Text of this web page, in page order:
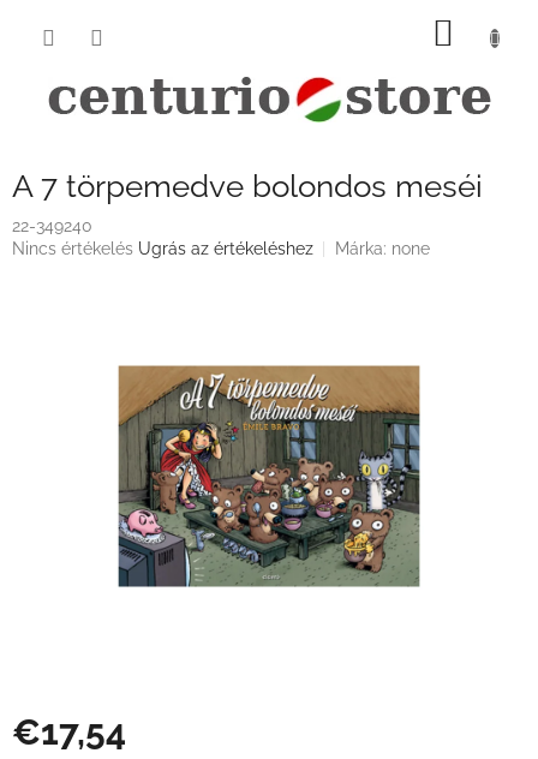
KOSÁR
A 7 törpemedve bolondos meséi
22-349240
A
Nincs értékelés Ugrás az értékeléshez Márka: none
€17,54